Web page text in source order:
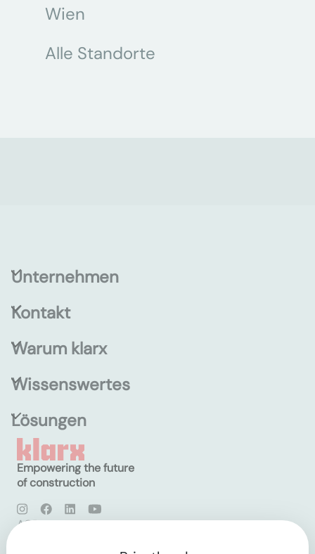
Wien
Alle Standorte
Unternehmen
Kontakt
Warum klarx
Wissenswertes
Lösungen
Empowering the future
of construction
AGB